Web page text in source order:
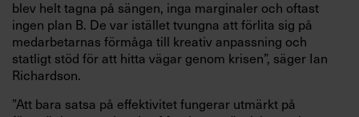
blev helt tagna på sängen, inga marginaler och oftast
ingen plan B. De var istället tvungna att förlita sig på
medarbetarnas förmåga till kreativ anpassning och
statligt stöd för att hitta vägar genom krisen”, säger Ian
Richardson.
”Att bara satsa på effektivitet fungerar utmärkt på